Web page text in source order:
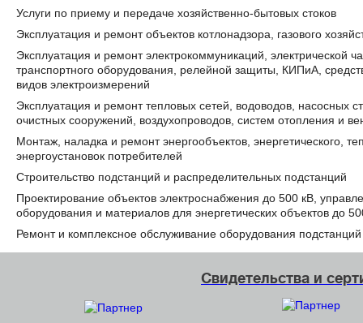
Услуги по приему и передаче хозяйственно-бытовых стоков
Эксплуатация и ремонт объектов котлонадзора, газового
Эксплуатация и ремонт электрокоммуникаций, электрической
транспортного оборудования, релейной защиты, КИПиА,
видов электроизмерений
Эксплуатация и ремонт тепловых сетей, водоводов, насосных
очистных сооружений, воздухопроводов, систем отопления и
Монтаж, наладка и ремонт энергообъектов, энергетического,
энергоустановок потребителей
Строительство подстанций и распределительных подстанций
Проектирование объектов электроснабжения до 500 кВ,
оборудования и материалов для энергетических объектов до
Ремонт и комплексное обслуживание оборудования
Свидетельства и